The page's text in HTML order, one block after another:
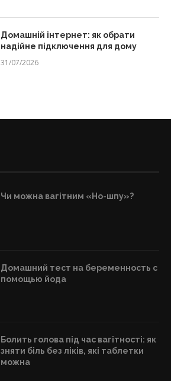
Домашній інтернет: як обрати
надійне підключення для дому
31/07/2026
Чи можна вагітним «Но-шпу»?
Домашний тест на беременность с
помощью йода
Болить голова під час вагітності: як
зняти біль без ліків, які таблетки
можна